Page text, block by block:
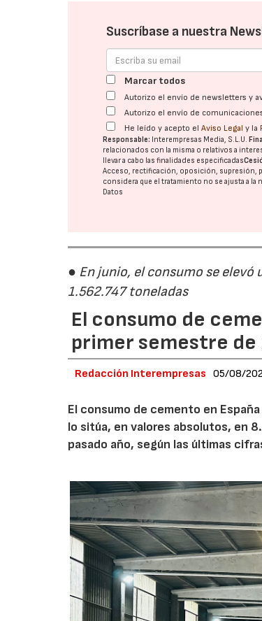
Suscríbase a nuestra
Marcar todos
Autorizo el envío de newsletters y
Autorizo el envío de
He leído y acepto elAviso Legal y la
Responsable: Interempresas Media, S.L.U.
relacionados con la misma o relativos a
llevar a cabo las finalidades especificadas
Acceso, rectificación, oposición, supresión,
considera que el tratamiento no se ajusta a
Datos
● En junio, el consumo se
1.562.747 toneladas
El consumo de
primer semestre de
Redacción Interempresas 05/08/
El consumo de cemento en
lo sitúa, en valores absolutos, en
pasado año, según las últimas